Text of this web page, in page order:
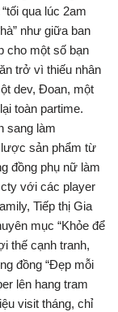
qua lúc 2am
như giữa ban
cho một số bạn
trở vì thiếu nhân
dev, Đoan, một
toàn partime.
sang làm
sản phẩm từ
đồng phụ nữ làm
với các player
Tiếp thị Gia
mục “Khỏe để
thế cạnh tranh,
đồng “Đẹp mỗi
lên hang tram
visit tháng, chỉ